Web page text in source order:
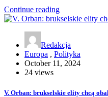
Continue reading
Redakcja
Europa , Polityka
October 11, 2024
24 views
V. Orban: brukselskie elity chcą